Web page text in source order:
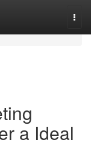
a Ideal